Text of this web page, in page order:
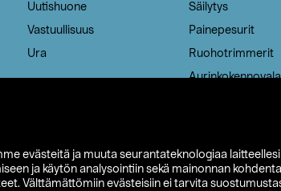
evästeitä ja muuta seurantateknologiaa laitteellesi
ja käytön analysointiin sekä mainonnan
Välttämättömiin evästeisiin ei tarvita
Uutishuone
Vastuullisuus
Ura
Säilytys
Painepesurit
Ruohotrimmerit